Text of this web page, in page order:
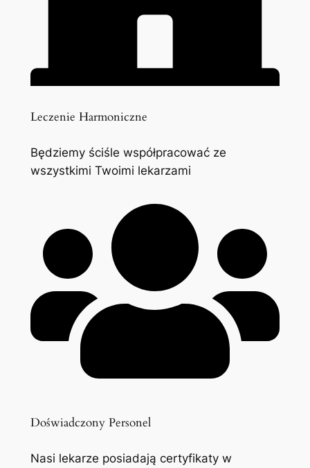
Leczenie Harmoniczne
Będziemy ściśle współpracować ze
wszystkimi Twoimi lekarzami
Doświadczony Personel
Nasi lekarze posiadają certyfikaty w